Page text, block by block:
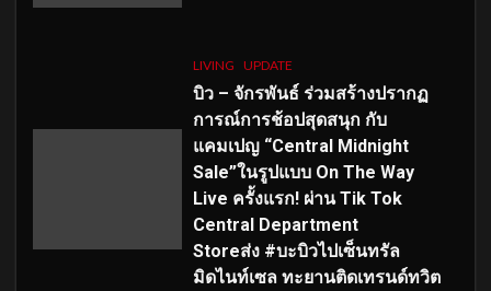
LIVING UPDATE
บิว – จักรพันธ์ ร่วมสร้างปรากฏ
การณ์การช้อปสุดสนุก กับ
แคมเปญ “Central Midnight
Sale”ในรูปแบบ On The Way
Live ครั้งแรก! ผ่าน Tik Tok
Central Department
Storeส่ง #บะบิวไปเซ็นทรัล
มิดไนท์เซล ทะยานติดเทรนด์ทวิต